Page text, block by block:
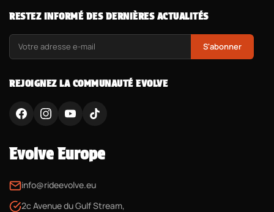
RESTEZ INFORMÉ DES DERNIÈRES ACTUALITÉS
S'abonner
REJOIGNEZ LA COMMUNAUTÉ EVOLVE
Evolve Europe
info@rideevolve.eu
2c Avenue du Gulf Stream,